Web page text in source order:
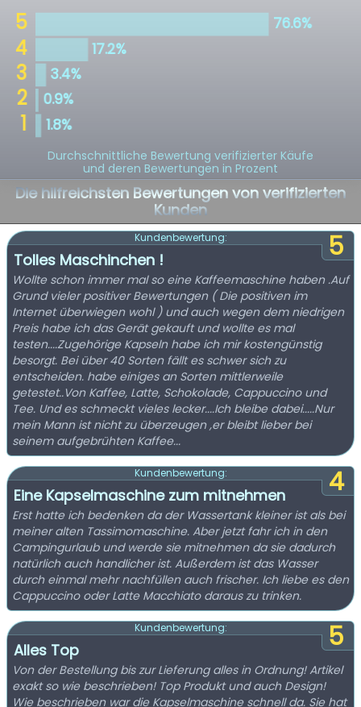
Durchschnittliche Bewertung verifizierter Käufe
und deren Bewertungen in Prozent
Die hilfreichsten Bewertungen von verifizierten
Kunden
5
Kundenbewertung:
Tolles Maschinchen !
Wollte schon immer mal so eine Kaffeemaschine haben .Auf
Grund vieler positiver Bewertungen ( Die positiven im
Internet überwiegen wohl ) und auch wegen dem niedrigen
Preis habe ich das Gerät gekauft und wollte es mal
testen....Zugehörige Kapseln habe ich mir kostengünstig
besorgt. Bei über 40 Sorten fällt es schwer sich zu
entscheiden. habe einiges an Sorten mittlerweile
getestet..Von Kaffee, Latte, Schokolade, Cappuccino und
Tee. Und es schmeckt vieles lecker....Ich bleibe dabei.....Nur
mein Mann ist nicht zu überzeugen ,er bleibt lieber bei
seinem aufgebrühten Kaffee...
4
Kundenbewertung:
Eine Kapselmaschine zum mitnehmen
Erst hatte ich bedenken da der Wassertank kleiner ist als bei
meiner alten Tassimomaschine. Aber jetzt fahr ich in den
Campingurlaub und werde sie mitnehmen da sie dadurch
natürlich auch handlicher ist. Außerdem ist das Wasser
durch einmal mehr nachfüllen auch frischer. Ich liebe es den
Cappuccino oder Latte Macchiato daraus zu trinken.
5
Kundenbewertung:
Alles Top
Von der Bestellung bis zur Lieferung alles in Ordnung! Artikel
exakt so wie beschrieben! Top Produkt und auch Design!
Wie beschrieben war die Kapselmaschine schnell da. Sie hat